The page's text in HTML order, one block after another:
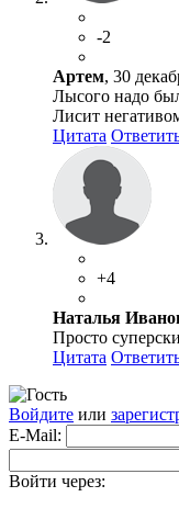
-2
Артем, 30
Лысого надо
Лисит
Цитата
+4
Наталья
Просто
Цитата
Войдите или
E-Mail:
Войти через: